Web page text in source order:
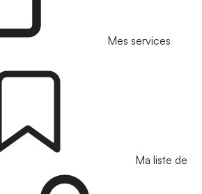
Mes services
Ma liste de